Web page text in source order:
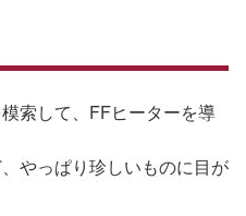
索して、FFヒーターを導
やっぱり珍しいものに目が